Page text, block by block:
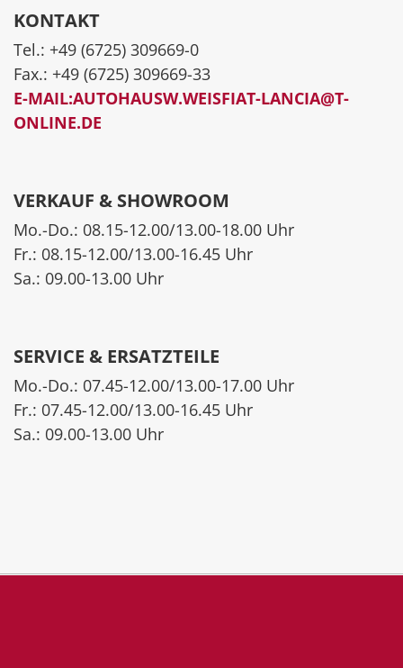
KONTAKT
Tel.: +49 (6725) 309669-0
Fax.: +49 (6725) 309669-33
E-MAIL:AUTOHAUSW.WEISFIAT-LANCIA@T-
ONLINE.DE
VERKAUF & SHOWROOM
Mo.-Do.: 08.15-12.00/13.00-18.00 Uhr
Fr.: 08.15-12.00/13.00-16.45 Uhr
Sa.: 09.00-13.00 Uhr
SERVICE & ERSATZTEILE
Mo.-Do.: 07.45-12.00/13.00-17.00 Uhr
Fr.: 07.45-12.00/13.00-16.45 Uhr
Sa.: 09.00-13.00 Uhr